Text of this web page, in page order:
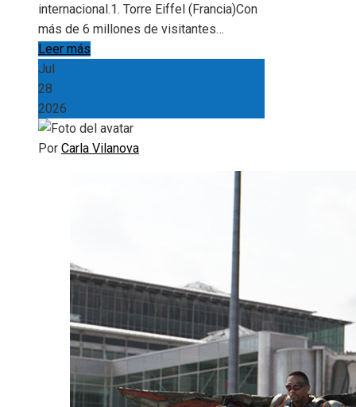
internacional.1. Torre Eiffel (Francia)Con
más de 6 millones de visitantes…
Leer más
Jul
28
2026
Por Carla Vilanova